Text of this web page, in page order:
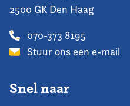
2500 GK Den Haag
070-373 8195
Stuur ons een e-mail
Snel naar